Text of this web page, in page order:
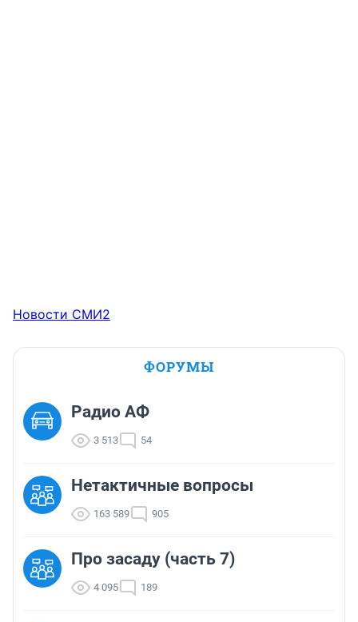
Новости СМИ2
ФОРУМЫ
Радио АФ
3 513 54
Нетактичные вопросы
163 589 905
Про засаду (часть 7)
4 095 189